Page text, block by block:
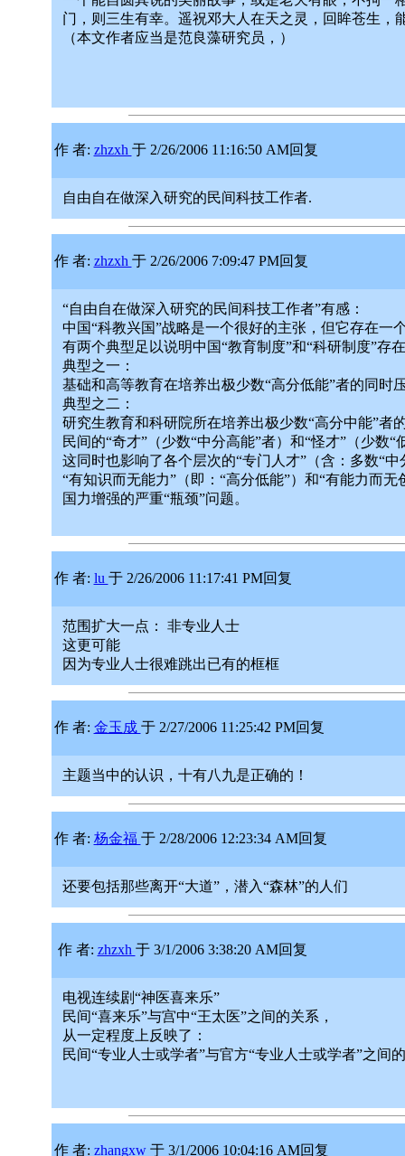
门，则三生有幸。遥祝邓大人在天之灵，回眸苍生，
（本文作者应当是范良藻研究员，）
作 者: zhzxh 于 2/26/2006 11:16:50 AM回复
自由自在做深入研究的民间科技工作者.
作 者: zhzxh 于 2/26/2006 7:09:47 PM回复
“自由自在做深入研究的民间科技工作者”有感：
中国“科教兴国”战略是一个很好的主张，但它存在一
有两个典型足以说明中国“教育制度”和“科研制度”存
典型之一：
基础和高等教育在培养出极少数“高分低能”者的同时
典型之二：
研究生教育和科研院所在培养出极少数“高分中能”
民间的“奇才”（少数“中分高能”者）和“怪才”（少数“
这同时也影响了各个层次的“专门人才”（含：多数“中
“有知识而无能力”（即：“高分低能”）和“有能力而
国力增强的严重“瓶颈”问题。
作 者: lu 于 2/26/2006 11:17:41 PM回复
范围扩大一点： 非专业人士
这更可能
因为专业人士很难跳出已有的框框
作 者: 金玉成 于 2/27/2006 11:25:42 PM回复
主题当中的认识，十有八九是正确的！
作 者: 杨金福 于 2/28/2006 12:23:34 AM回复
还要包括那些离开“大道”，潜入“森林”的人们
作 者: zhzxh 于 3/1/2006 3:38:20 AM回复
电视连续剧“神医喜来乐”
民间“喜来乐”与宫中“王太医”之间的关系，
从一定程度上反映了：
民间“专业人士或学者”与官方“专业人士或学者”之间
作 者: zhangxw 于 3/1/2006 10:04:16 AM回复